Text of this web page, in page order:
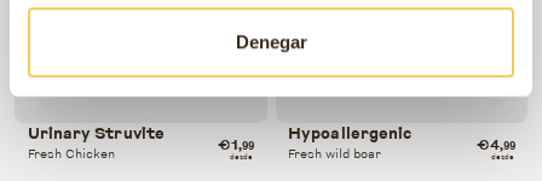
Denegar
Urinary Struvite
Fresh Chicken desde
€1,99
Hypoallergenic
Fresh wild boar desde
€4,99